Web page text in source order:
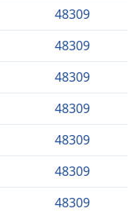
48309
48309
48309
48309
48309
48309
48309